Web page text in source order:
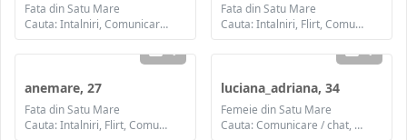
Fata din Satu Mare
Cauta: Intalniri, Comunicare / chat
Fata din Satu Mare
Cauta: Intalniri, Flirt, Comunicare / chat, Prietenie, Casatorie
1
anemare, 27
Fata din Satu Mare
Cauta: Intalniri, Flirt, Comunicare / chat, Prietenie, Casatorie
1
luciana_adriana, 34
Femeie din Satu Mare
Cauta: Comunicare / chat, Casatorie